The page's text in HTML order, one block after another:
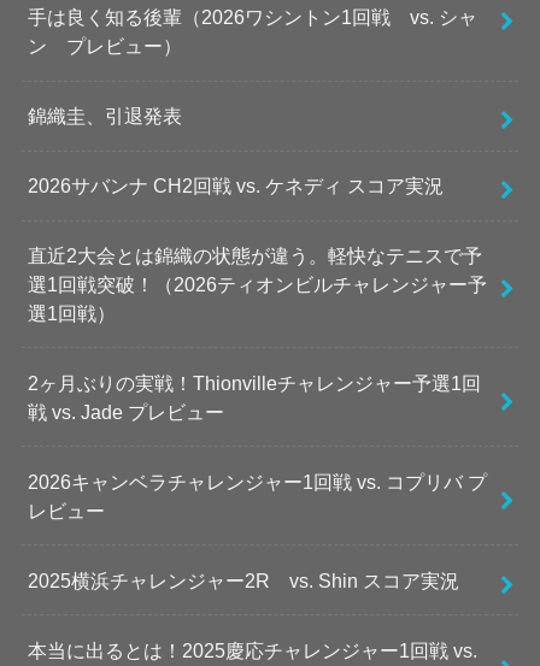
手は良く知る後輩（2026ワシントン1回戦 vs. シャ
ン プレビュー）
錦織圭、引退発表
2026サバンナ CH2回戦 vs. ケネディ スコア実況
直近2大会とは錦織の状態が違う。軽快なテニスで予
選1回戦突破！（2026ティオンビルチャレンジャー予
選1回戦）
2ヶ月ぶりの実戦！Thionvilleチャレンジャー予選1回
戦 vs. Jade プレビュー
2026キャンベラチャレンジャー1回戦 vs. コプリバ プ
レビュー
2025横浜チャレンジャー2R vs. Shin スコア実況
本当に出るとは！2025慶応チャレンジャー1回戦 vs.